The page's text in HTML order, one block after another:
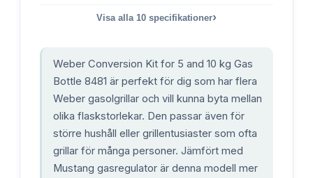
Visa alla 10 specifikationer›
Weber Conversion Kit for 5 and 10 kg Gas
Bottle 8481 är perfekt för dig som har flera
Weber gasolgrillar och vill kunna byta mellan
olika flaskstorlekar. Den passar även för
större hushåll eller grillentusiaster som ofta
grillar för många personer. Jämfört med
Mustang gasregulator är denna modell mer